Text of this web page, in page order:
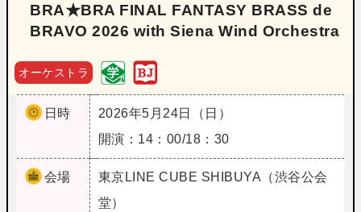
BRA★BRA FINAL FANTASY BRASS de
BRAVO 2026 with Siena Wind Orchestra
オーケストラ
日時
2026年5月24日（日）
開演：14：00/18：30
会場 東京 LINE CUBE SHIBUYA（渋谷公会
堂）